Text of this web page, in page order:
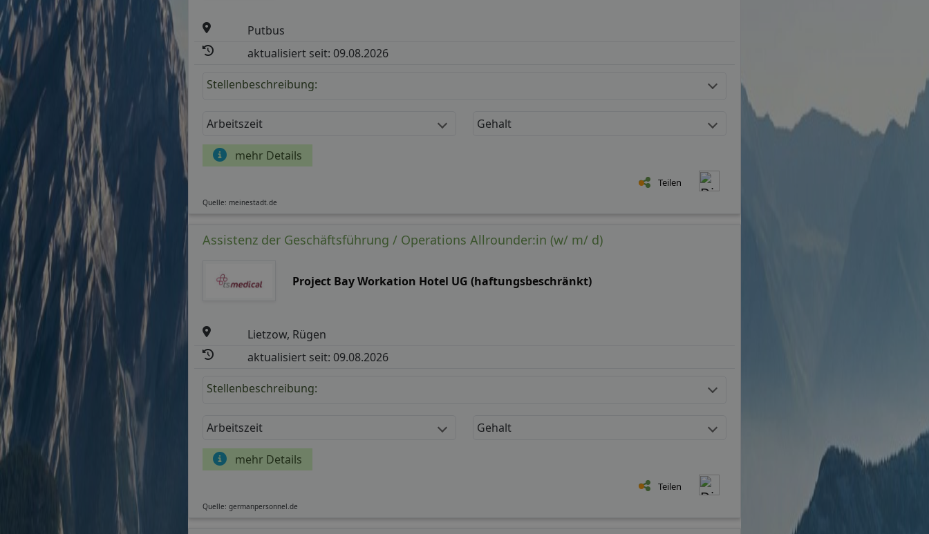
Putbus
aktualisiert seit: 09.08.2026
Stellenbeschreibung:
Arbeitszeit Gehalt
mehr Details
Teilen
Quelle: meinestadt.de
Assistenz der Geschäftsführung / Operations Allrounder:in (w/ m/ d)
Project Bay Workation Hotel UG (haftungsbeschränkt)
Lietzow, Rügen
aktualisiert seit: 09.08.2026
Stellenbeschreibung:
Arbeitszeit Gehalt
mehr Details
Teilen
Quelle: germanpersonnel.de